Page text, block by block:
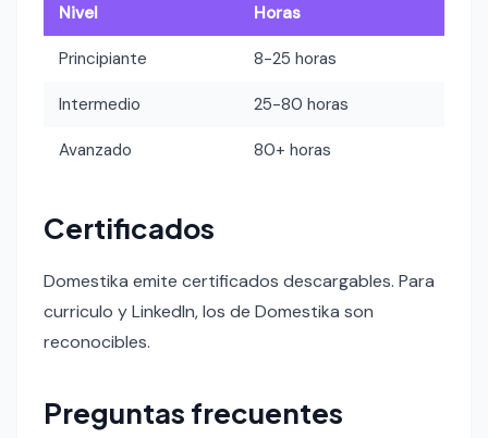
Nivel Horas
Principiante 8-25 horas
Intermedio 25-80 horas
Avanzado 80+ horas
Certificados
Domestika emite certificados descargables. Para
curriculo y LinkedIn, los de Domestika son
reconocibles.
Preguntas frecuentes